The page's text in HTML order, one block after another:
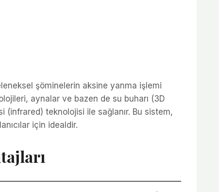
şöminelerin aksine yanma işlemi
aynalar ve bazen de su buharı (3D
(infrared) teknolojisi ile sağlanır. Bu sistem,
için idealdir.